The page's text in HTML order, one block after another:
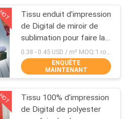
de
55
Tissu enduit d'impression
de Digital de miroir de
sublimation pour faire la
bannière diminuer
directementENQUÊTE
MAINTENANT
Tissu 100% d'impression
de Digital de polyester